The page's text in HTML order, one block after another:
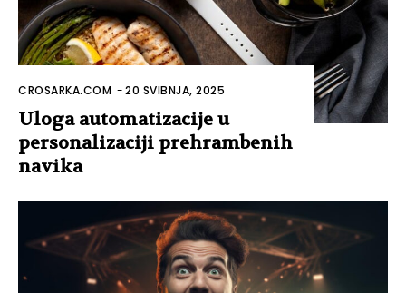
CROSARKA.COM -20 SVIBNJA, 2025
Uloga automatizacije u
personalizaciji prehrambenih
navika